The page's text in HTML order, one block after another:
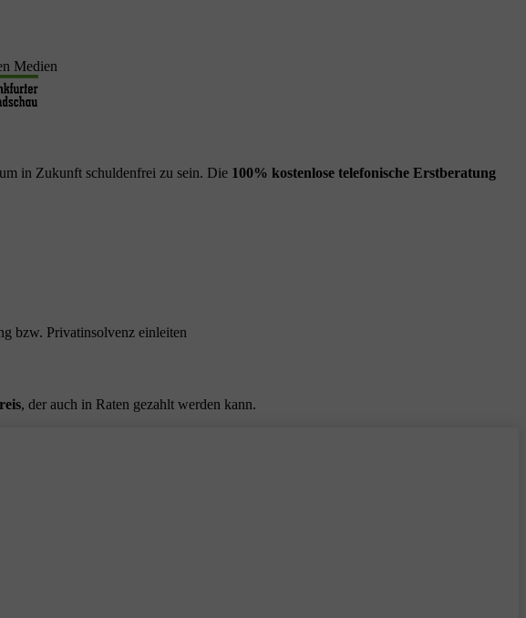
Medien
in Zukunft schuldenfrei zu sein. Die 100% kostenlose telefonische Erstberatung
bzw. Privatinsolvenz einleiten
, der auch in Raten gezahlt werden kann.